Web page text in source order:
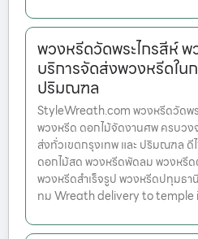
พวงหรีดวัดพระไกรสีห์
บริการจัดส่งพวงหรีดใน
ปริมณฑล
StyleWreath.com พวงหรีดวัดพร
พวงหรีด ดอกไม้จัดงานศพ ครบวง
ส่งทั่วเขตกรุงเทพ และ ปริมณฑล ดี
ดอกไม้สด พวงหรีดพัดลม พวงหรีด
พวงหรีดสำเร็จรูป พวงหรีดปทุมธ
ทม Wreath delivery to temple